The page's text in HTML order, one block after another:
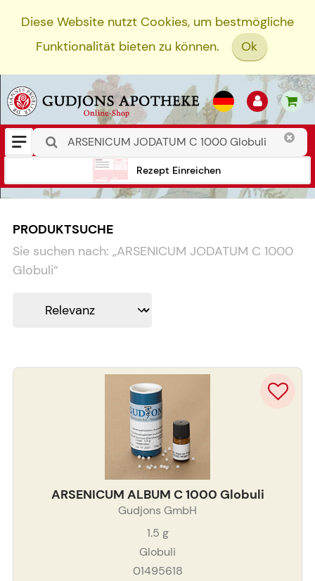
Diese Website nutzt Cookies, um bestmögliche
Funktionalität bieten zu können.
Ok
Rezept Einreichen
PRODUKTSUCHE
Sie suchen nach: „ARSENICUM JODATUM C 1000
Globuli“
ARSENICUM ALBUM C 1000 Globuli
Gudjons GmbH
1.5 g
Globuli
01495618